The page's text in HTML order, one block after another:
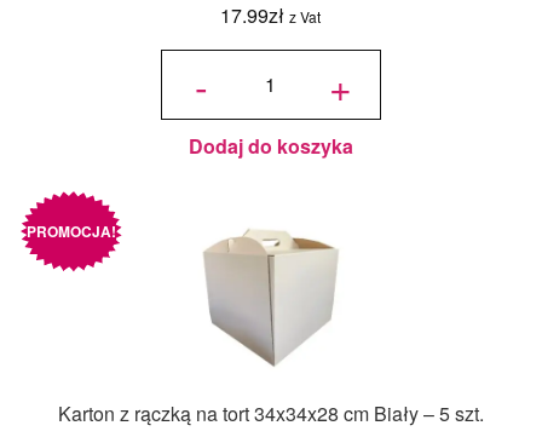
17.99zł z Vat
-
ilość
tortów
Prosta
19,5 x
8 cm +
Dodaj do koszyka
Karton z rączką na tort 34x34x28 cm Biały – 5 szt.
PROMOCJA!